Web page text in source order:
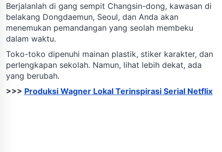
Berjalanlah di gang sempit Changsin-dong, kawasan di
belakang Dongdaemun, Seoul, dan Anda akan
menemukan pemandangan yang seolah membeku
dalam waktu.
Toko-toko dipenuhi mainan plastik, stiker karakter, dan
perlengkapan sekolah. Namun, lihat lebih dekat, ada
yang berubah.
>>> Produksi Wagner Lokal Terinspirasi Serial Netflix